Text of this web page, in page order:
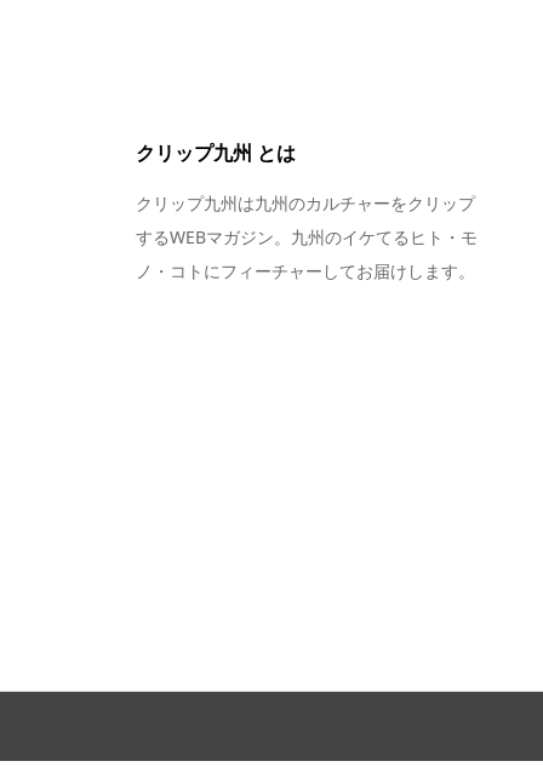
クリップ九州 とは
クリップ九州は九州のカルチャーをクリップ
するWEBマガジン。九州のイケてるヒト・モ
ノ・コトにフィーチャーしてお届けします。